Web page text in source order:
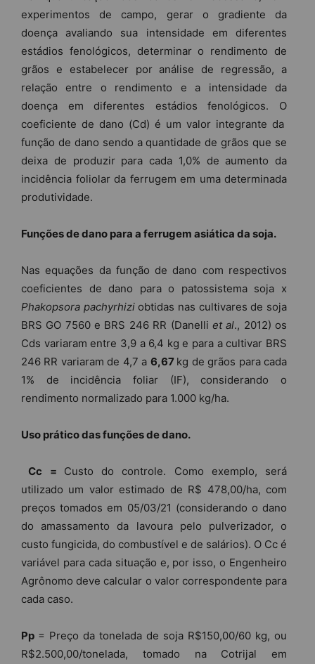
experimentos de campo, gerar o gradiente da
doença avaliando sua intensidade em diferentes
estádios fenológicos, determinar o rendimento de
grãos e estabelecer por análise de regressão, a
relação entre o rendimento e a intensidade da
doença em diferentes estádios fenológicos. O
coeficiente de dano (Cd) é um valor integrante da
função de dano sendo a quantidade de grãos que se
deixa de produzir para cada 1,0% de aumento da
incidência foliolar da ferrugem em uma determinada
produtividade.
Funções de dano para a ferrugem asiática da soja.
Nas equações da função de dano com respectivos
coeficientes de dano para o patossistema soja x
Phakopsora pachyrhizi obtidas nas cultivares de soja
BRS GO 7560 e BRS 246 RR (Danelli et al., 2012) os
Cds variaram entre 3,9 a 6,4 kg e para a cultivar BRS
246 RR variaram de 4,7 a 6,67 kg de grãos para cada
1% de incidência foliar (IF), considerando o
rendimento normalizado para 1.000 kg/ha.
Uso prático das funções de dano.
Cc = Custo do controle. Como exemplo, será
utilizado um valor estimado de R$ 478,00/ha, com
preços tomados em 05/03/21 (considerando o dano
do amassamento da lavoura pelo pulverizador, o
custo fungicida, do combustível e de salários). O Cc é
variável para cada situação e, por isso, o Engenheiro
Agrônomo deve calcular o valor correspondente para
cada caso.
Pp = Preço da tonelada de soja R$150,00/60 kg, ou
R$2.500,00/tonelada, tomado na Cotrijal em